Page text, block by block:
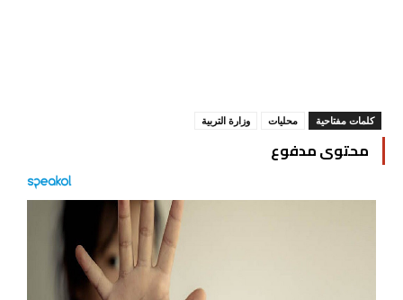
كلمات مفتاحية محليات وزارة التربية
محتوى مدفوع